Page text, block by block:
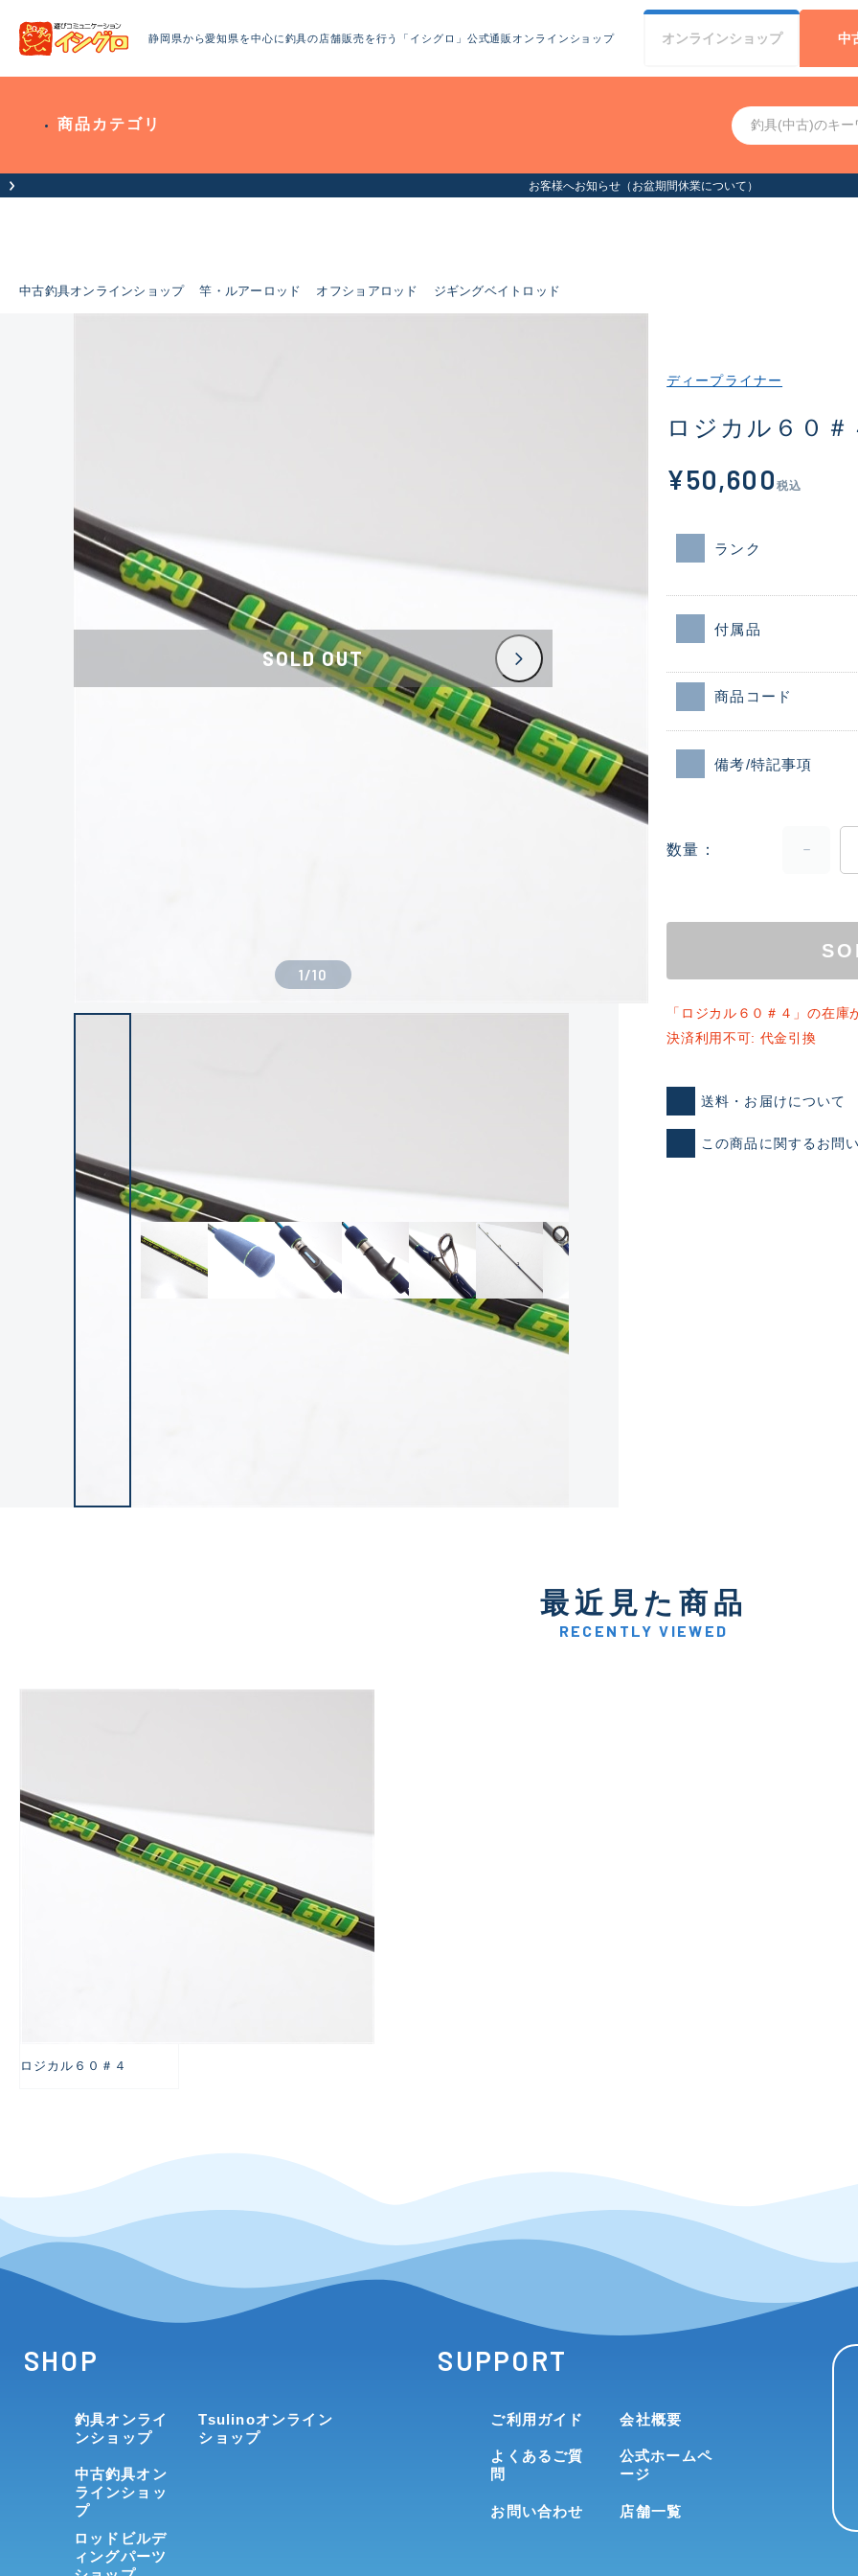
静岡県から愛知県を中心に釣具の店舗販売を行う「イシグロ」公式通販オンラインショップ オンラインショップ 中
商品カテゴリ
お客様へお知らせ（お盆期間休業について）
中古釣具オンラインショップ 竿・ルアーロッド オフショアロッド ジギングベイトロッド
良
新古品（メーカー問屋から
C-
い品
SOLD OUT
1/10
ディープライナー
ロジカル６０＃
¥50,600 税込
ランク
付属品
商品コード
備考/特記事項
数量
「ロジカル６０＃４」の在庫
決済利用不可: 代金引換
送料・お届けについて
この商品に関するお問
最近見た商品
RECENTLY VIEWED
ロジカル６０＃４
SHOP
釣具オンライ
ンショップ
中古釣具オン
ラインショッ
プ
ロッドビルデ
ィングパーツ
Tsulinoオンライン
ショップ
SUPPORT
ご利用ガイド
よくあるご質
問
お問い合わせ
会社概要
公式ホームペ
ージ
店舗一覧